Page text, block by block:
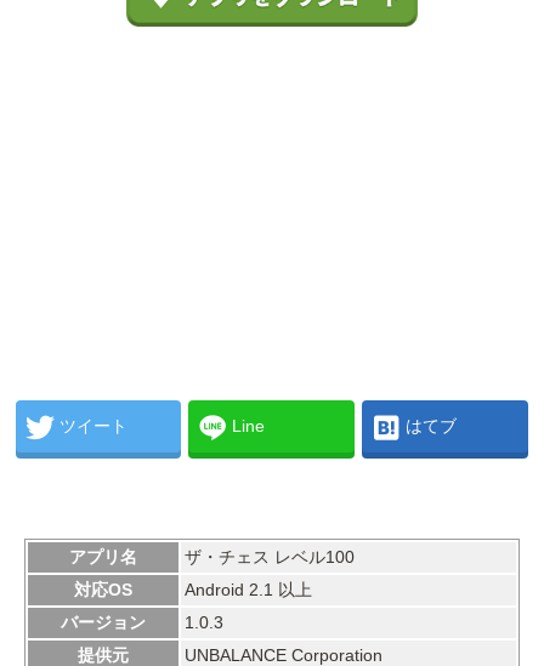
ツイート Line はてブ
アプリ名
ザ・チェス レベル100
対応OS
Android 2.1 以上
バージョン
1.0.3
提供元
UNBALANCE Corporation